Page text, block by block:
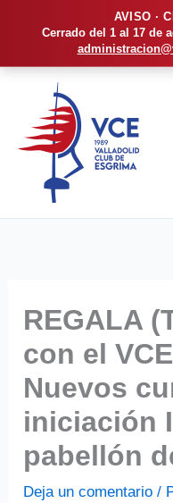
AVISO ·
Cerrado del 1 al 17 de
contenido
REGALA
con el
Nuevos
iniciación
pabellón
Deja un comentario /